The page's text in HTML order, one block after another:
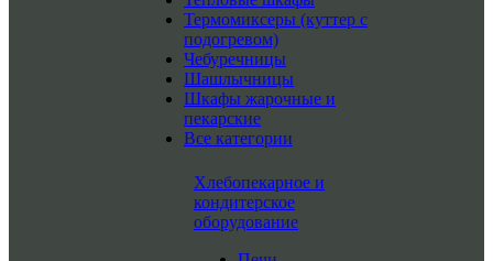
Термомиксеры (куттер с
подогревом)
Чебуречницы
Шашлычницы
Шкафы жарочные и
пекарские
Все категории
Хлебопекарное и
кондитерское
оборудование